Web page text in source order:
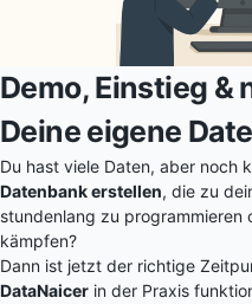
Demo, Einstieg &
Deine eigene
Du hast viele Daten, aber noch
Datenbank erstellen, die zu
stundenlang zu programmieren
kämpfen?
Dann ist jetzt der richtige
DataNaicer in der Praxis